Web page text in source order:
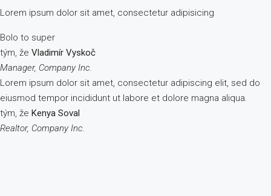
Lorem ipsum dolor sit amet, consectetur adipisicing
Bolo to super
tým, že Vladimír Vyskoč
Manager, Company Inc.
Lorem ipsum dolor sit amet, consectetur adipiscing elit, sed do
eiusmod tempor incididunt ut labore et dolore magna aliqua.
tým, že Kenya Soval
Realtor, Company Inc.